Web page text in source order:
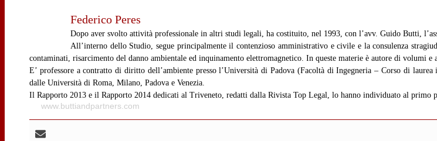
Federico Peres
Dopo aver svolto attività professionale in altri studi legali, ha costituito, nel 1993, con l’avv. Guido Butti,
All’interno dello Studio, segue principalmente il contenzioso amministrativo e civile e la consulenza
contaminati, risarcimento del danno ambientale ed inquinamento elettromagnetico. In queste materie è autore di volumi
E’ professore a contratto di diritto dell’ambiente presso l’Università di Padova (Facoltà di Ingegneria – Corso di
dalle Università di Roma, Milano, Padova e Venezia.
Il Rapporto 2013 e il Rapporto 2014 dedicati al Triveneto, redatti dalla Rivista Top Legal, lo hanno individuato al primo
www.buttiandpartners.com